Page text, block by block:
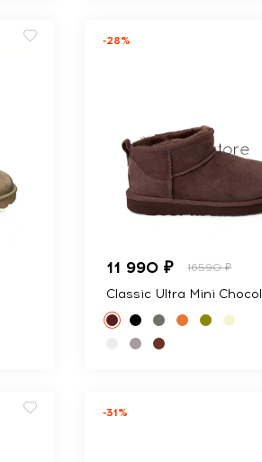
-28%
11 990 ₽ 16590 ₽
Classic Ultra Mini
-31%